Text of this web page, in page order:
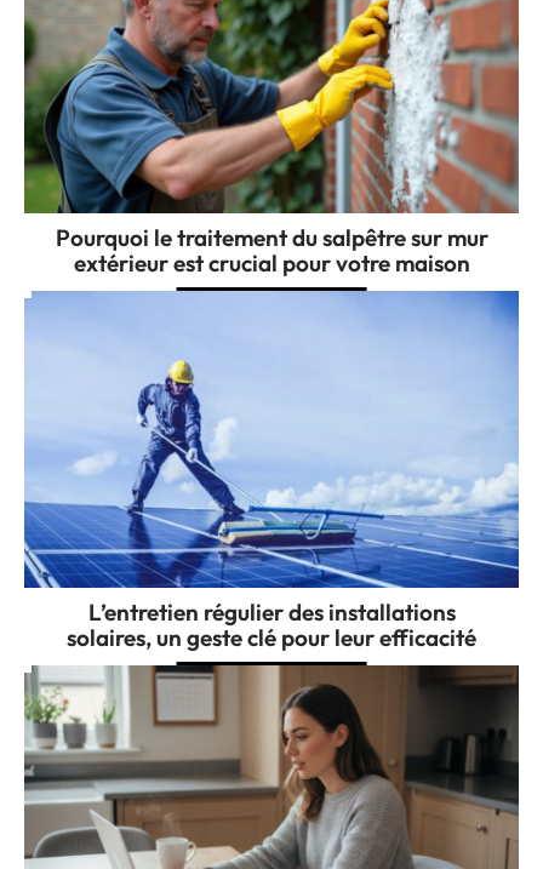
Pourquoi le traitement du salpêtre sur mur
extérieur est crucial pour votre maison
L’entretien régulier des installations
solaires, un geste clé pour leur efficacité